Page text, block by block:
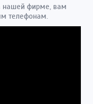
нашей фирме, вам
телефонам.